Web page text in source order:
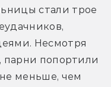
стали трое
Несмотря
парни попортили
меньше, чем